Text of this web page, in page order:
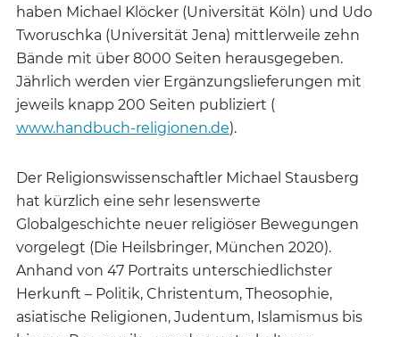
haben Michael Klöcker (Universität Köln) und Udo
Tworuschka (Universität Jena) mittlerweile zehn
Bände mit über 8000 Seiten herausgegeben.
Jährlich werden vier Ergänzungslieferungen mit
jeweils knapp 200 Seiten publiziert (
www.handbuch-religionen.de).
Der Religionswissenschaftler Michael Stausberg
hat kürzlich eine sehr lesenswerte
Globalgeschichte neuer religiöser Bewegungen
vorgelegt (Die Heilsbringer, München 2020).
Anhand von 47 Portraits unterschiedlichster
Herkunft – Politik, Christentum, Theosophie,
asiatische Religionen, Judentum, Islamismus bis